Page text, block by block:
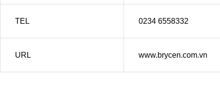
TEL 0234 6558332
URL www.brycen.com.vn